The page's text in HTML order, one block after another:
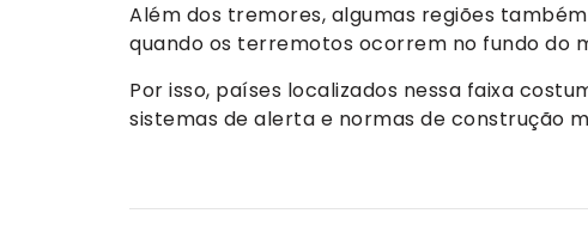
Além dos tremores, algumas regiões
quando os terremotos ocorrem no fundo do
Por isso, países localizados nessa faixa
sistemas de alerta e normas de construção